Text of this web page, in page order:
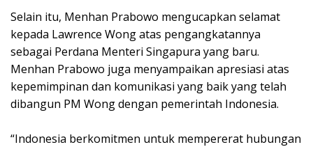
Selain itu, Menhan Prabowo mengucapkan selamat
kepada Lawrence Wong atas pengangkatannya
sebagai Perdana Menteri Singapura yang baru.
Menhan Prabowo juga menyampaikan apresiasi atas
kepemimpinan dan komunikasi yang baik yang telah
dibangun PM Wong dengan pemerintah Indonesia.
“Indonesia berkomitmen untuk mempererat hubungan